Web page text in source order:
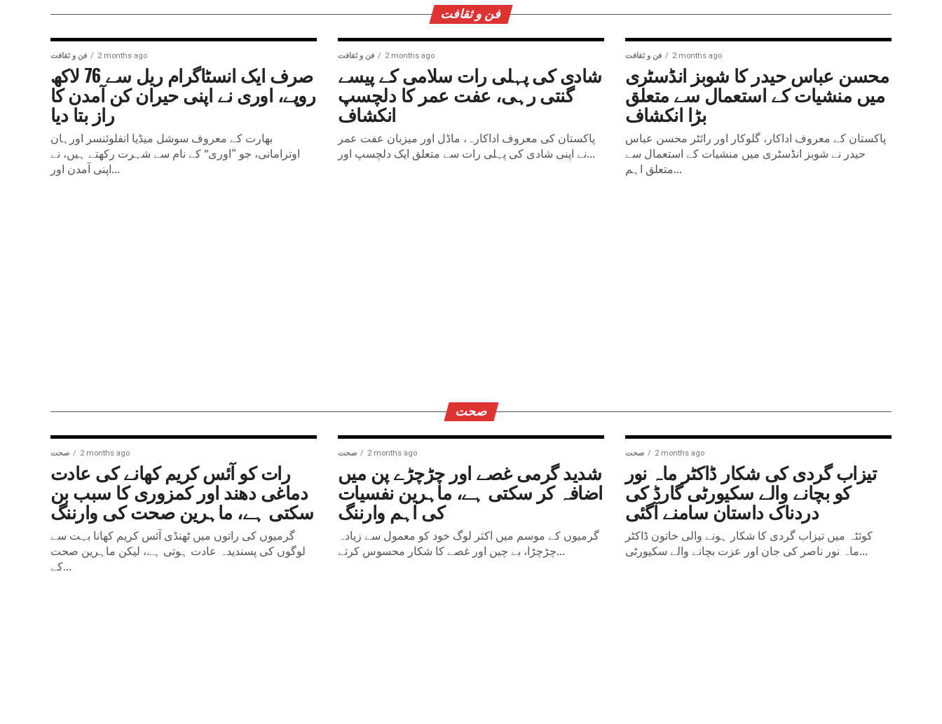
فن و ثقافت
فن و ثقافت 2 months ago
صرف ایک انسٹاگرام ریل سے 76 لاکھ
روپے، اوری نے اپنی حیران کن آمدن کا
راز بتا دیا
بھارت کے معروف سوشل میڈیا انفلوئنسر اورہان
اوترامانی، جو “اوری” کے نام سے شہرت رکھتے ہیں، نے
اپنی آمدن اور...
فن و ثقافت 2 months ago
شادی کی پہلی رات سلامی کے پیسے
گنتی رہی، عفت عمر کا دلچسپ
انکشاف
پاکستان کی معروف اداکارہ، ماڈل اور میزبان عفت عمر
نے اپنی شادی کی پہلی رات سے متعلق ایک دلچسپ اور...
فن و ثقافت 2 months ago
محسن عباس حیدر کا شوبز انڈسٹری
میں منشیات کے استعمال سے متعلق
بڑا انکشاف
پاکستان کے معروف اداکار، گلوکار اور رائٹر محسن عباس
حیدر نے شوبز انڈسٹری میں منشیات کے استعمال سے
متعلق اہم...
صحت
صحت 2 months ago
رات کو آئس کریم کھانے کی عادت
دماغی دھند اور کمزوری کا سبب بن
سکتی ہے، ماہرین صحت کی وارننگ
گرمیوں کی راتوں میں ٹھنڈی آئس کریم کھانا بہت سے
لوگوں کی پسندیدہ عادت ہوتی ہے، لیکن ماہرین صحت
کے...
صحت 2 months ago
شدید گرمی غصے اور چڑچڑے پن میں
اضافہ کر سکتی ہے، ماہرین نفسیات
کی اہم وارننگ
گرمیوں کے موسم میں اکثر لوگ خود کو معمول سے زیادہ
چڑچڑا، بے چین اور غصے کا شکار محسوس کرتے...
صحت 2 months ago
تیزاب گردی کی شکار ڈاکٹر ماہ نور
کو بچانے والے سکیورٹی گارڈ کی
دردناک داستان سامنے آگئی
کوئٹہ میں تیزاب گردی کا شکار ہونے والی خاتون ڈاکٹر
ماہ نور ناصر کی جان اور عزت بچانے والے سکیورٹی...